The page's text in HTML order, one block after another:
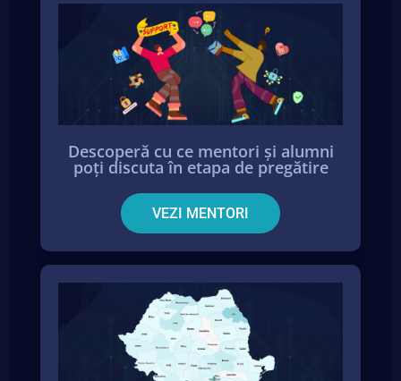
Descoperă cu ce mentori și alumni
poți discuta în etapa de pregătire
VEZI MENTORI